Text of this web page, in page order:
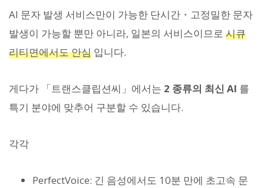
AI 문자 발생 서비스만이 가능한 단시간・고정밀한 문자
발생이 가능할 뿐만 아니라, 일본의 서비스이므로 시큐
리티면에서도 안심 입니다.
게다가 「트랜스클립션씨」에서는 2 종류의 최신 AI 를
특기 분야에 맞추어 구분할 수 있습니다.
각각
PerfectVoice: 긴 음성에서도 10분 만에 초고속 문